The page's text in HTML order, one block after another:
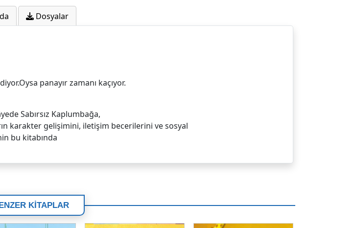
Dosyalar
panayır zamanı kaçıyor.
Sabırsız Kaplumbağa,
karakter gelişimini, iletişim becerilerini ve sosyal
bu kitabında
KİTAPLAR